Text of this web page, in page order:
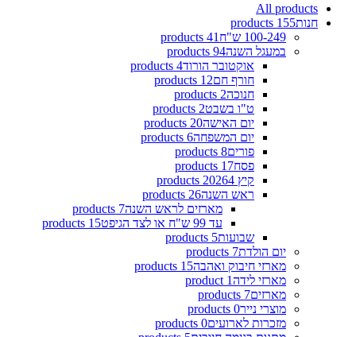
All products
חנות155 products
100-249 ש"ח
41 products
במעגל השנה94 products
אוקטובר הורוד4 products
חורף חם12 products
חנוכה2 products
ט"ו בשבט2 products
יום האישה20 products
יום המשפחה6 products
פורים8 products
פסח17 products
קיץ 2026 4 products
ראש השנה26 products
מארזים לראש השנה7 products
עד 99 ש"ח או לצד הגיפט
15 products
שבועות5 products
יום הולדת7 products
מארזי חיבוק ואהבה15 products
מארזי לידה1 product
מארזים7 products
מוצרי נייר0 products
מזכרות לארועים0 products